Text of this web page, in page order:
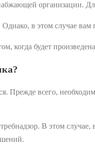
организации.
в этом случае
когда будет
Прежде всего,
В этом